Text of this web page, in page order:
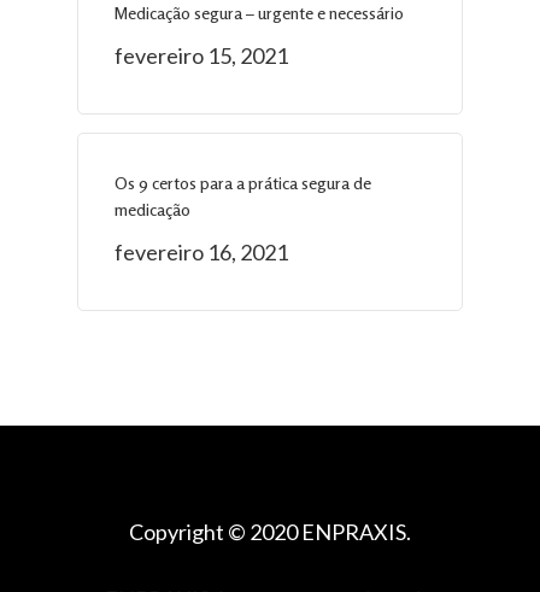
Medicação segura – urgente e necessário
fevereiro 15, 2021
Os 9 certos para a prática segura de
medicação
fevereiro 16, 2021
Copyright © 2020 ENPRAXIS.